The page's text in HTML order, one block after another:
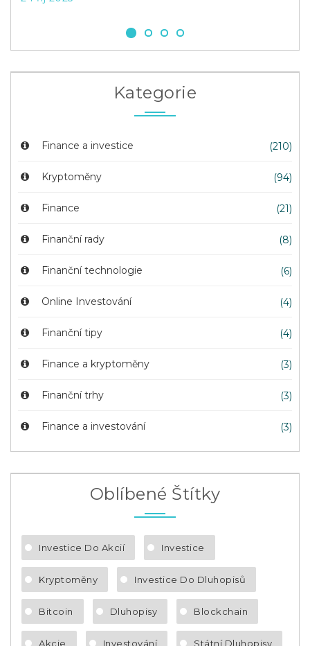
Kategorie
Finance a investice (210)
Kryptoměny (94)
Finance (21)
Finanční rady (8)
Finanční technologie (6)
Online Investování (4)
Finanční tipy (4)
Finance a kryptoměny (3)
Finanční trhy (3)
Finance a investování (3)
Oblíbené Štítky
Investice Do Akcií Investice
Kryptoměny Investice Do Dluhopisů
Bitcoin Dluhopisy Blockchain
Akcie Investování Státní Dluhopisy